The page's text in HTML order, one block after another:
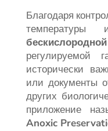
Благодаря
регулируемой
исторически
или документы
других
приложение
Anoxic